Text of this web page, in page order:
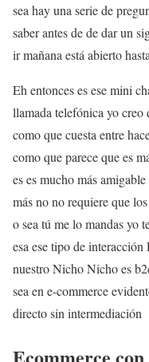
sea hay una serie de
saber antes de de dar un
ir mañana está abierto
Eh entonces es ese mini
llamada telefónica yo creo
como que cuesta entre
como que parece que es
es es mucho más
más no no requiere que
o sea tú me lo mandas yo
esa ese tipo de interacción
nuestro Nicho Nicho es
sea en e-commerce
directo sin intermediación